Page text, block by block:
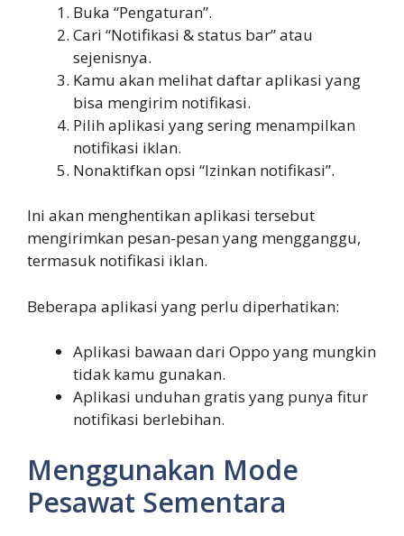
Buka “Pengaturan”.
Cari “Notifikasi & status bar” atau
sejenisnya.
Kamu akan melihat daftar aplikasi yang
bisa mengirim notifikasi.
Pilih aplikasi yang sering menampilkan
notifikasi iklan.
Nonaktifkan opsi “Izinkan notifikasi”.
Ini akan menghentikan aplikasi tersebut
mengirimkan pesan-pesan yang mengganggu,
termasuk notifikasi iklan.
Beberapa aplikasi yang perlu diperhatikan:
Aplikasi bawaan dari Oppo yang mungkin
tidak kamu gunakan.
Aplikasi unduhan gratis yang punya fitur
notifikasi berlebihan.
Menggunakan Mode
Pesawat Sementara